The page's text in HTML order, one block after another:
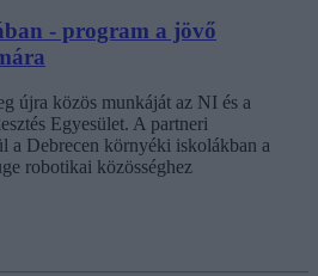
- program a jövő
újra közös munkáját az NI és a
Egyesület. A partneri
a Debrecen környéki iskolákban a
robotikai közösséghez